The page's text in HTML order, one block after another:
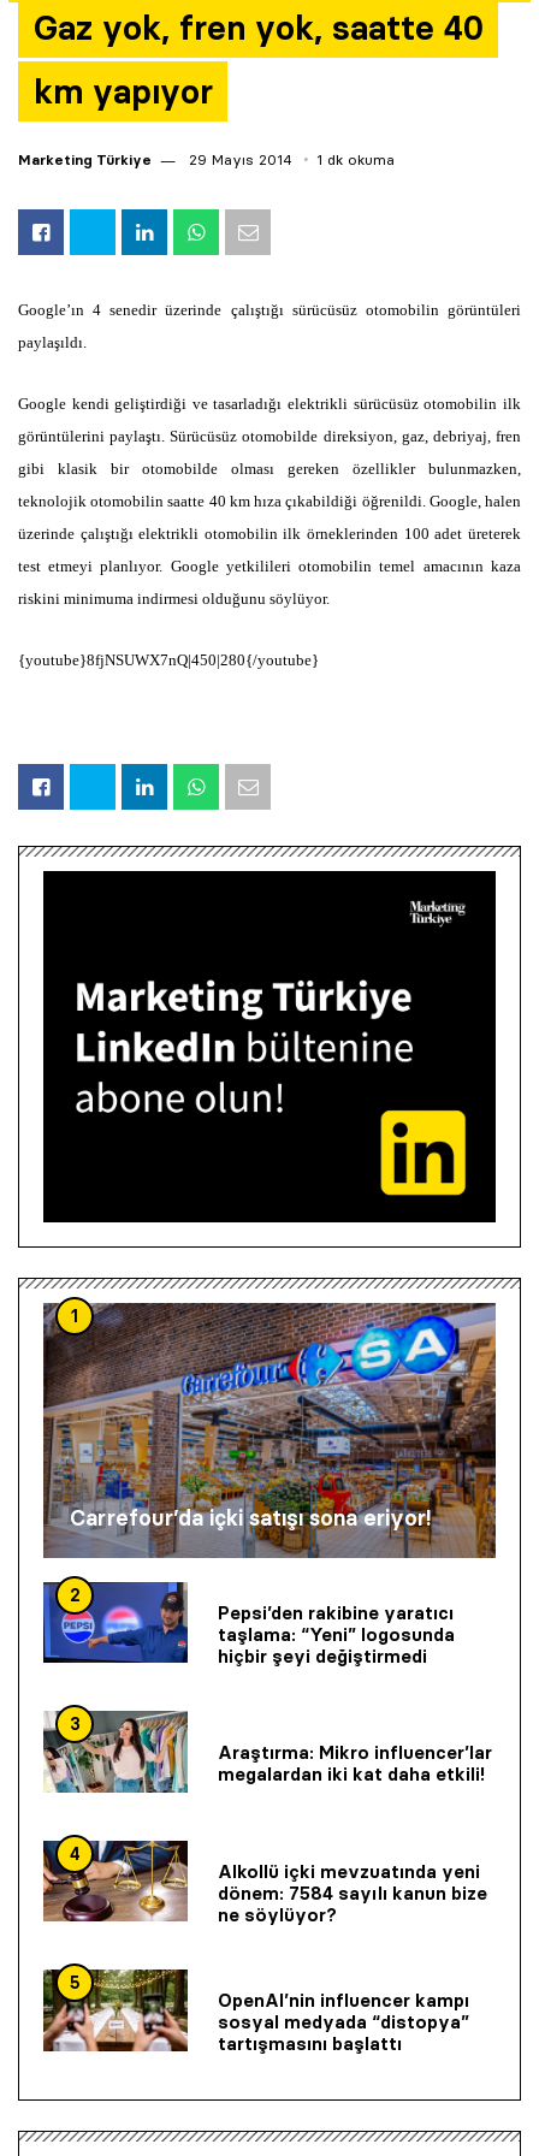
Gaz yok, fren yok, saatte 40
km yapıyor
Marketing Türkiye 29 Mayıs 2014 1 dk okuma
Google’ın 4 senedir üzerinde çalıştığı sürücüsüz otomobilin görüntüleri
paylaşıldı.
Google kendi geliştirdiği ve tasarladığı elektrikli sürücüsüz otomobilin ilk
görüntülerini paylaştı. Sürücüsüz otomobilde direksiyon, gaz, debriyaj, fren
gibi klasik bir otomobilde olması gereken özellikler bulunmazken,
teknolojik otomobilin saatte 40 km hıza çıkabildiği öğrenildi. Google, halen
üzerinde çalıştığı elektrikli otomobilin ilk örneklerinden 100 adet üreterek
test etmeyi planlıyor. Google yetkilileri otomobilin temel amacının kaza
riskini minimuma indirmesi olduğunu söylüyor.
{youtube}8fjNSUWX7nQ|450|280{/youtube}
1
Carrefour’da içki satışı sona eriyor!
2
Pepsi’den rakibine yaratıcı
taşlama: “Yeni” logosunda
hiçbir şeyi değiştirmedi
3
Araştırma: Mikro influencer’lar
megalardan iki kat daha etkili!
4
Alkollü içki mevzuatında yeni
dönem: 7584 sayılı kanun bize
ne söylüyor?
5
OpenAI’nin influencer kampı
sosyal medyada “distopya”
tartışmasını başlattı
Yazarlar
Araştırma